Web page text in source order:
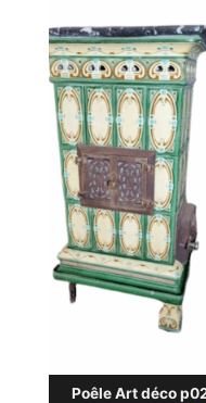
Poêle Art déco